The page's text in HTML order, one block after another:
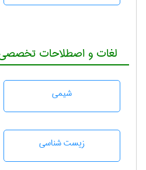
لغات و اصطلاحات تخصصی
شيمی
زيست شناسی